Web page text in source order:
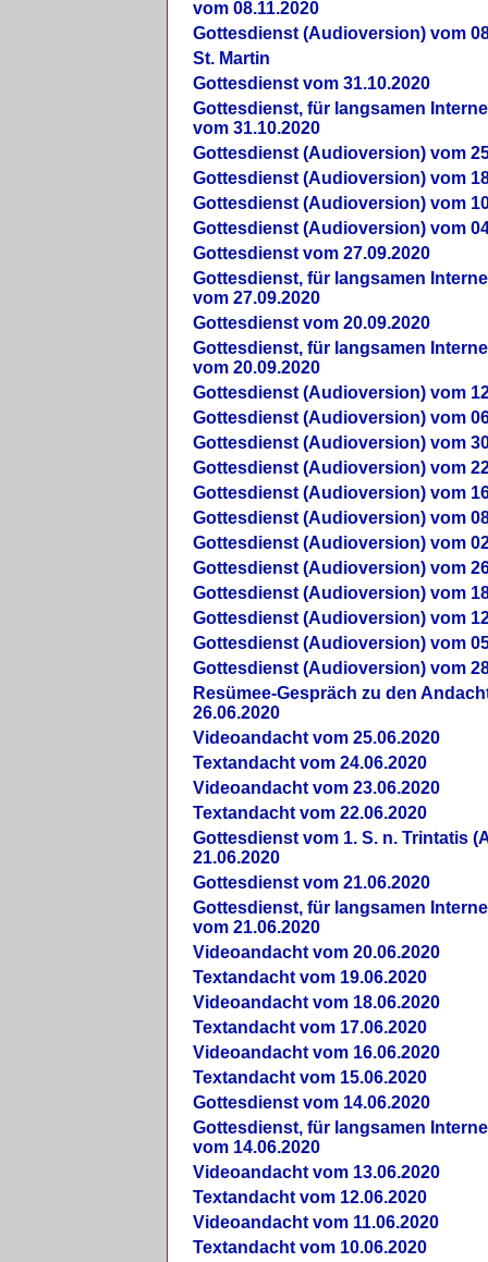
vom 08.11.2020
Gottesdienst (Audioversion) vom
St. Martin
Gottesdienst vom 31.10.2020
Gottesdienst, für langsamen
vom 31.10.2020
Gottesdienst (Audioversion) vom
Gottesdienst (Audioversion) vom
Gottesdienst (Audioversion) vom
Gottesdienst (Audioversion) vom
Gottesdienst vom 27.09.2020
Gottesdienst, für langsamen
vom 27.09.2020
Gottesdienst vom 20.09.2020
Gottesdienst, für langsamen
vom 20.09.2020
Gottesdienst (Audioversion) vom
Gottesdienst (Audioversion) vom
Gottesdienst (Audioversion) vom
Gottesdienst (Audioversion) vom
Gottesdienst (Audioversion) vom
Gottesdienst (Audioversion) vom
Gottesdienst (Audioversion) vom
Gottesdienst (Audioversion) vom
Gottesdienst (Audioversion) vom
Gottesdienst (Audioversion) vom
Gottesdienst (Audioversion) vom
Gottesdienst (Audioversion) vom
Re­sü­mee-Gespräch zu den
26.06.2020
Videoandacht vom 25.06.2020
Textandacht vom 24.06.2020
Videoandacht vom 23.06.2020
Textandacht vom 22.06.2020
Gottesdienst vom 1. S. n. Trintatis
21.06.2020
Gottesdienst vom 21.06.2020
Gottesdienst, für langsamen
vom 21.06.2020
Videoandacht vom 20.06.2020
Textandacht vom 19.06.2020
Videoandacht vom 18.06.2020
Textandacht vom 17.06.2020
Videoandacht vom 16.06.2020
Textandacht vom 15.06.2020
Gottesdienst vom 14.06.2020
Gottesdienst, für langsamen
vom 14.06.2020
Videoandacht vom 13.06.2020
Textandacht vom 12.06.2020
Videoandacht vom 11.06.2020
Textandacht vom 10.06.2020